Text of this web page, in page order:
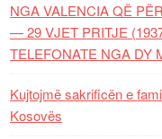
NGA VALENCIA QË
— 29 VJET PRITJE
TELEFONATE NGA DY
Kujtojmë sakrificën e
Kosovës